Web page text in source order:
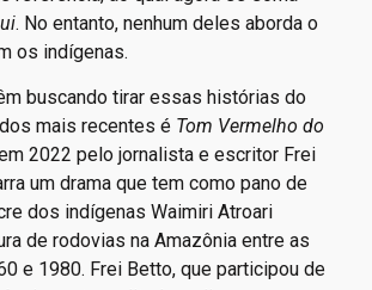
Angel, Marighella,O ano em que
de fériaseBatismo de Sangue
. No entanto, nenhum deles aborda o
os indígenas.
buscando tirar essas histórias do
mais recentes éTom Vermelho do
2022 pelo jornalista e escritor Frei
um drama que tem como pano de